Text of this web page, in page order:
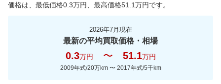
価格は、最低価格0.3万円、最高価格51.1万円です。
2026年7月現在
最新の平均買取価格・相場
0.3万円 〜 51.1万円
2009年式/20万km 〜 2017年式/5千km